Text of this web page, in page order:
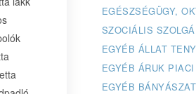
EGÉSZSÉGÜGY,
SZOCIÁLIS
EGYÉB ÁLLAT
EGYÉB ÁRUK
EGYÉB